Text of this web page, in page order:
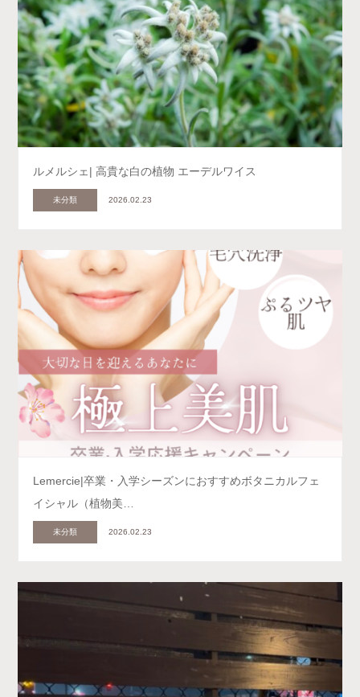
ルメルシェ| 高貴な白の植物 エーデルワイス
未分類 2026.02.23
Lemercie|卒業・入学シーズンにおすすめボタニカルフェ
イシャル（植物美…
未分類 2026.02.23